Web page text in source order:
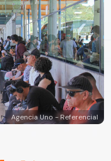
Agencia Uno - Referencial